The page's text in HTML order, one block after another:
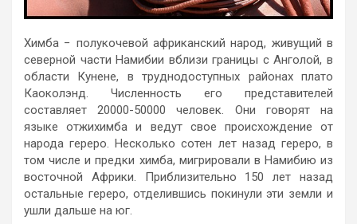
Химба − полукочевой африканский народ, живущий в
северной части Намибии вблизи границы с Анголой, в
области Кунене, в труднодоступных районах плато
Каоколэнд. Численность его представителей
составляет 20000-50000 человек. Они говорят на
языке отжихимба и ведут свое происхождение от
народа гереро. Несколько сотен лет назад гереро, в
том числе и предки химба, мигрировали в Намибию из
восточной Африки. Приблизительно 150 лет назад
остальные гереро, отделившись покинули эти земли и
ушли дальше на юг.